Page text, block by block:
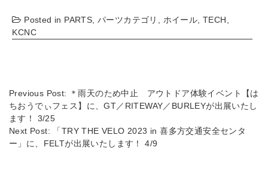
e
a
e
p
y
n
k
Posted in PARTS ,パーツカテゴリ ホイール ,TECH
KCNC
Previous Post:
＊雨天のため中止 アウトドア体験イベント【は
ちおうでぃフェス】に、GT／RITEWAY／BURLEYが出展いたし
ます！ 3/25
Next Post:
「TRY THE VELO 2023 in 喜多方交通安全センタ
ー」に、FELTが出展いたします！ 4/9